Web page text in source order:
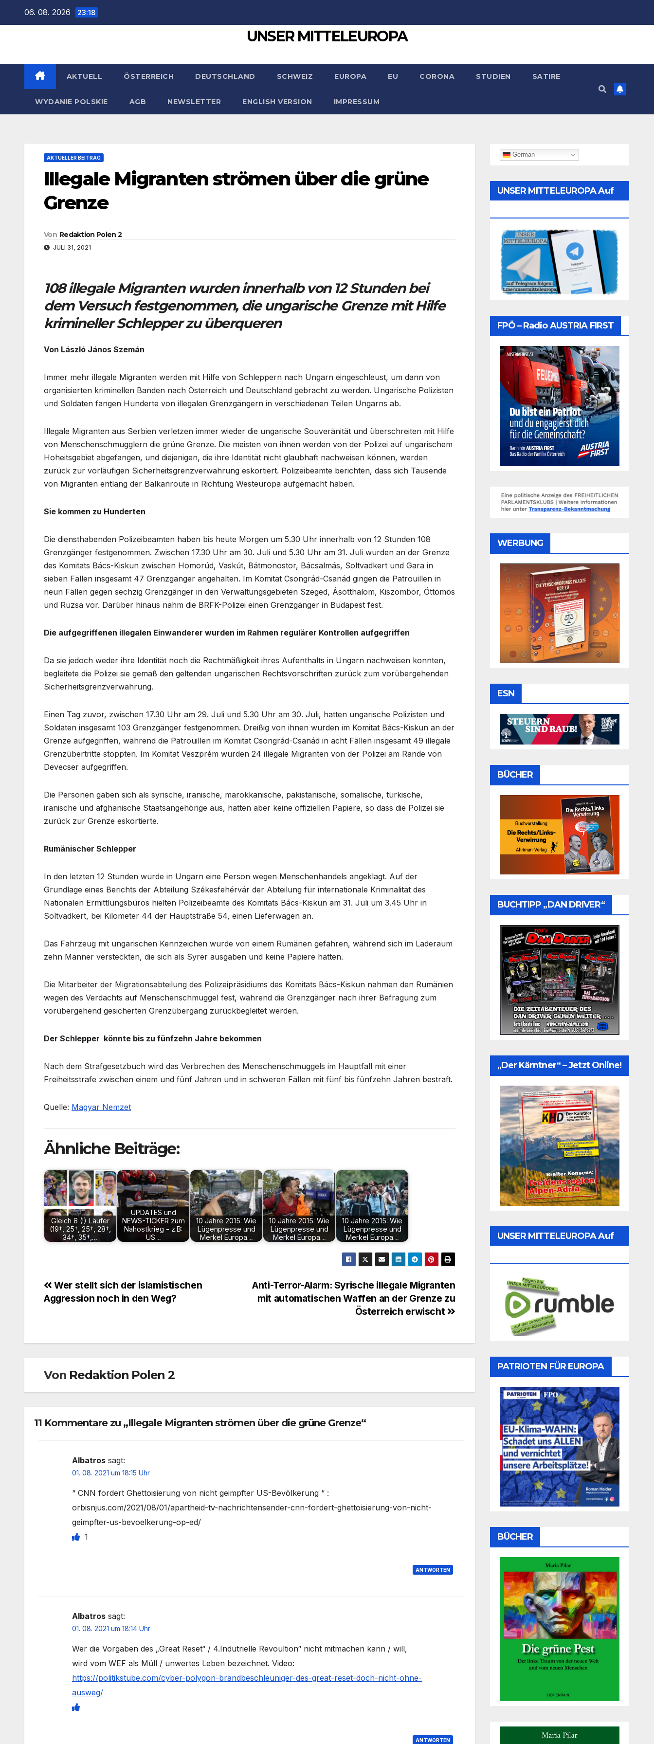
06. 08. 2026 23:18
UNSER MITTELEUROPA
AKTUELL ÖSTERREICH DEUTSCHLAND SCHWEIZ EUROPA EU CORONA STUDIEN SATIRE
WYDANIE POLSKIE AGB NEWSLETTER ENGLISH VERSION IMPRESSUM
AKTUELLER BEITRAG
Illegale Migranten strömen über die grüne
Grenze
Von Redaktion Polen 2
JULI 31, 2021
108 illegale Migranten wurden innerhalb von 12 Stunden bei
dem Versuch festgenommen, die ungarische Grenze mit Hilfe
krimineller Schlepper zu überqueren
Von László János Szemán
Immer mehr illegale Migranten werden mit Hilfe von Schleppern nach Ungarn eingeschleust, um dann von
organisierten kriminellen Banden nach Österreich und Deutschland gebracht zu werden. Ungarische Polizisten
und Soldaten fangen Hunderte von illegalen Grenzgängern in verschiedenen Teilen Ungarns ab.
Illegale Migranten aus Serbien verletzen immer wieder die ungarische Souveränität und überschreiten mit Hilfe
von Menschenschmugglern die grüne Grenze. Die meisten von ihnen werden von der Polizei auf ungarischem
Hoheitsgebiet abgefangen, und diejenigen, die ihre Identität nicht glaubhaft nachweisen können, werden
zurück zur vorläufigen Sicherheitsgrenzverwahrung eskortiert. Polizeibeamte berichten, dass sich Tausende
von Migranten entlang der Balkanroute in Richtung Westeuropa aufgemacht haben.
Sie kommen zu Hunderten
Die diensthabenden Polizeibeamten haben bis heute Morgen um 5.30 Uhr innerhalb von 12 Stunden 108
Grenzgänger festgenommen. Zwischen 17.30 Uhr am 30. Juli und 5.30 Uhr am 31. Juli wurden an der Grenze
des Komitats Bács-Kiskun zwischen Homorúd, Vaskút, Bátmonostor, Bácsalmás, Soltvadkert und Gara in
sieben Fällen insgesamt 47 Grenzgänger angehalten. Im Komitat Csongrád-Csanád gingen die Patrouillen in
neun Fällen gegen sechzig Grenzgänger in den Verwaltungsgebieten Szeged, Ásotthalom, Kiszombor, Öttömös
und Ruzsa vor. Darüber hinaus nahm die BRFK-Polizei einen Grenzgänger in Budapest fest.
Die aufgegriffenen illegalen Einwanderer wurden im Rahmen regulärer Kontrollen aufgegriffen
Da sie jedoch weder ihre Identität noch die Rechtmäßigkeit ihres Aufenthalts in Ungarn nachweisen konnten,
begleitete die Polizei sie gemäß den geltenden ungarischen Rechtsvorschriften zurück zum vorübergehenden
Sicherheitsgrenzverwahrung.
Einen Tag zuvor, zwischen 17.30 Uhr am 29. Juli und 5.30 Uhr am 30. Juli, hatten ungarische Polizisten und
Soldaten insgesamt 103 Grenzgänger festgenommen. Dreißig von ihnen wurden im Komitat Bács-Kiskun an der
Grenze aufgegriffen, während die Patrouillen im Komitat Csongrád-Csanád in acht Fällen insgesamt 49 illegale
Grenzübertritte stoppten. Im Komitat Veszprém wurden 24 illegale Migranten von der Polizei am Rande von
Devecser aufgegriffen.
Die Personen gaben sich als syrische, iranische, marokkanische, pakistanische, somalische, türkische,
iranische und afghanische Staatsangehörige aus, hatten aber keine offiziellen Papiere, so dass die Polizei sie
zurück zur Grenze eskortierte.
Rumänischer Schlepper
In den letzten 12 Stunden wurde in Ungarn eine Person wegen Menschenhandels angeklagt. Auf der
Grundlage eines Berichts der Abteilung Székesfehérvár der Abteilung für internationale Kriminalität des
Nationalen Ermittlungsbüros hielten Polizeibeamte des Komitats Bács-Kiskun am 31. Juli um 3.45 Uhr in
Soltvadkert, bei Kilometer 44 der Hauptstraße 54, einen Lieferwagen an.
Das Fahrzeug mit ungarischen Kennzeichen wurde von einem Rumänen gefahren, während sich im Laderaum
zehn Männer versteckten, die sich als Syrer ausgaben und keine Papiere hatten.
Die Mitarbeiter der Migrationsabteilung des Polizeipräsidiums des Komitats Bács-Kiskun nahmen den Rumänien
wegen des Verdachts auf Menschenschmuggel fest, während die Grenzgänger nach ihrer Befragung zum
vorübergehend gesicherten Grenzübergang zurückbegleitet werden.
Der Schlepper könnte bis zu fünfzehn Jahre bekommen
Nach dem Strafgesetzbuch wird das Verbrechen des Menschenschmuggels im Hauptfall mit einer
Freiheitsstrafe zwischen einem und fünf Jahren und in schweren Fällen mit fünf bis fünfzehn Jahren bestraft.
Quelle: Magyar Nemzet
Ähnliche Beiträge:
Gleich 8 (!) Läufer
(19†, 25†, 25†, 28†,
34†, 35†,…
UPDATES und
NEWS-TICKER zum
Nahostkrieg - z.B:
US…
10 Jahre 2015: Wie
Lügenpresse und
Merkel Europa…
10 Jahre 2015: Wie
Lügenpresse und
Merkel Europa…
10 Jahre 2015: Wie
Lügenpresse und
Merkel Europa…
Beitragsnavigation
Anti-Terror-Alarm: Syrische illegale Migranten
mit automatischen Waffen an der Grenze zu
Österreich erwischt
Wer stellt sich der islamistischen
Aggression noch in den Weg?
Von Redaktion Polen 2
11 Kommentare zu „Illegale Migranten strömen über die grüne Grenze“
Albatros sagt:
01. 08. 2021 um 18:15 Uhr
“ CNN fordert Ghettoisierung von nicht geimpfter US-Bevölkerung “ :
orbisnjus.com/2021/08/01/apartheid-tv-nachrichtensender-cnn-fordert-ghettoisierung-von-nicht-
geimpfter-us-bevoelkerung-op-ed/
1
ANTWORTEN
Albatros sagt:
01. 08. 2021 um 18:14 Uhr
Wer die Vorgaben des „Great Reset“ / 4.Indutrielle Revoultion“ nicht mitmachen kann / will,
wird vom WEF als Müll / unwertes Leben bezeichnet. Video:
https://politikstube.com/cyber-polygon-brandbeschleuniger-des-great-reset-doch-nicht-ohne-
ausweg/
ANTWORTEN
German
UNSER MITTELEUROPA Auf
FPÖ – Radio AUSTRIA FIRST
WERBUNG
ESN
BÜCHER
BUCHTIPP „DAN DRIVER“
„Der Kärntner“ – Jetzt Online!
UNSER MITTELEUROPA Auf
PATRIOTEN FÜR EUROPA
BÜCHER